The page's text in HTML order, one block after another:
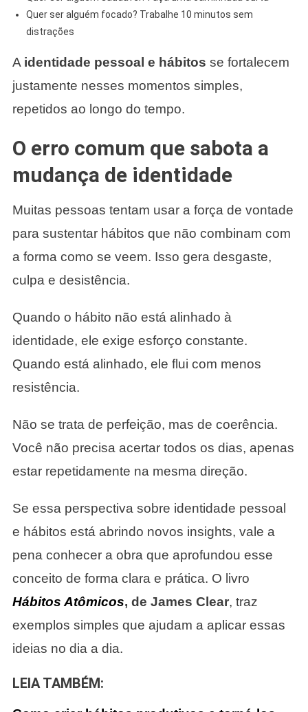
Quer ser alguém focado? Trabalhe 10 minutos sem
distrações
A identidade pessoal e hábitos se fortalecem
justamente nesses momentos simples,
repetidos ao longo do tempo.
O erro comum que sabota a
mudança de identidade
Muitas pessoas tentam usar a força de vontade
para sustentar hábitos que não combinam com
a forma como se veem. Isso gera desgaste,
culpa e desistência.
Quando o hábito não está alinhado à
identidade, ele exige esforço constante.
Quando está alinhado, ele flui com menos
resistência.
Não se trata de perfeição, mas de coerência.
Você não precisa acertar todos os dias, apenas
estar repetidamente na mesma direção.
Se essa perspectiva sobre identidade pessoal
e hábitos está abrindo novos insights, vale a
pena conhecer a obra que aprofundou esse
conceito de forma clara e prática. O livro
Hábitos Atômicos, de James Clear, traz
exemplos simples que ajudam a aplicar essas
ideias no dia a dia.
LEIA TAMBÉM: